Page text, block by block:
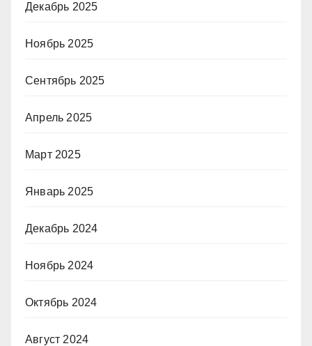
Декабрь 2025
Ноябрь 2025
Сентябрь 2025
Апрель 2025
Март 2025
Январь 2025
Декабрь 2024
Ноябрь 2024
Октябрь 2024
Август 2024